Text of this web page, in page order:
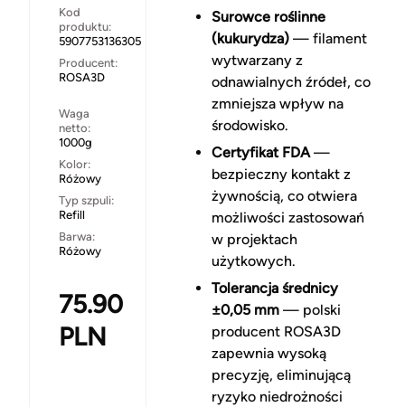
Kod
produktu:
5907753136305
Producent:
ROSA3D
Waga
netto:
1000g
Kolor:
Różowy
Typ szpuli:
Refill
Barwa:
Różowy
75.90
PLN
Surowce roślinne
(kukurydza)— filament
wytwarzany z
odnawialnych źródeł, co
zmniejsza wpływ na
środowisko.
Certyfikat FDA—
bezpieczny kontakt z
żywnością, co otwiera
możliwości zastosowań
w projektach
użytkowych.
Tolerancja średnicy
±0,05 mm— polski
producent ROSA3D
zapewnia wysoką
precyzję, eliminującą
ryzyko niedrożności